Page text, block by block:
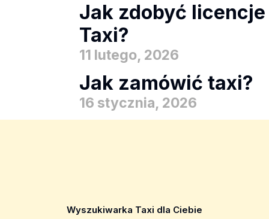
Jak zdobyć licencje
Taxi?
11 lutego, 2026
Jak zamówić taxi?
16 stycznia, 2026
Wyszukiwarka Taxi dla Ciebie